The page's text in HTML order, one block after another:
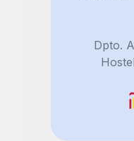
Dpto.